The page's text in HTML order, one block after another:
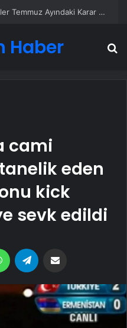
25 Yıllık Miras Davasında Gözler Temmuz Ayındaki Karar Duruşmasına Çevrildi
Haber
cami
eden
kick
sevk edildi
WhatsApp